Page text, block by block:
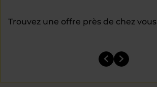
Trouvez une offre près de chez vous